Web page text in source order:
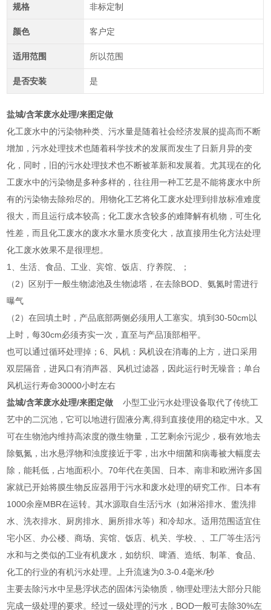
规格 非标定制
颜色 客户定
适用范围 所以范围
是否安装 是
盐城/含苯废水处理/来图定做
化工废水中的污染物种类、污水量是随着社会经济发展的提高而不断
增加，污水处理技术也随着科学技术的发展而发生了日新月异的变
化，同时，旧的污水处理技术也不断被革新和发展着。尤其现在的化
工废水中的污染物是多种多样的，往往用一种工艺是不能将废水中所
有的污染物去除殆尽的。用物化工艺将化工废水处理到排放标准难度
很大，而且运行成本较高；化工废水含较多的难降解有机物，可生化
性差，而且化工废水的废水水量水质变化大，故直接用生化方法处理
化工废水效果不是很理想。
1、生活、食品、工业、宾馆、饭店、疗养院、；
（2）区别于一般生物滤池及生物滤塔，在去除BOD、氨氮时需进行
曝气
（2）在回填土时，产品底部两侧必须用人工塞实。填到30-50cm以
上时，每30cm必须夯实一次，直至与产品顶部相平。
也可以通过循环处理掉；6、风机：风机设在消毒的上方，进口采用
双层隔音，进风口有消声器、风机过滤器，因此运行时无噪音；单台
风机运行寿命30000小时左右
盐城/含苯废水处理/来图定做 小型工业污水处理设备取代了传统工
艺中的二沉池，它可以地进行固液分离,得到直接使用的稳定中水。又
可在生物池内维持高浓度的微生物量，工艺剩余污泥少，极有效地去
除氨氮，出水悬浮物和浊度接近于零，出水中细菌和病毒被大幅度去
除，能耗低，占地面积小。70年代在美国、日本、南非和欧洲许多国
家就已开始将膜生物反应器用于污水和废水处理的研究工作。日本有
1000余座MBR在运转。其水源取自生活污水（如淋浴排水、盥洗排
水、洗衣排水、厨房排水、厕所排水等）和冷却水。适用范围适宜住
宅小区、办公楼、商场、宾馆、饭店、机关、学校、、工厂等生活污
水和与之类似的工业有机废水，如纺织、啤酒、造纸、制革、食品、
化工的行业的有机污水处理。上升流速为0.3-0.4毫米/秒
主要去除污水中呈悬浮状态的固体污染物质，物理处理法大部分只能
完成一级处理的要求。经过一级处理的污水，BOD一般可去除30%左